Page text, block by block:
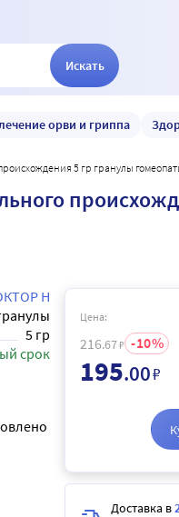
Искать
орви и гриппа
5 гр гранулы
Н
5 гр
срок
Цена:
216.67₽ 10
195.00₽
Доставка в